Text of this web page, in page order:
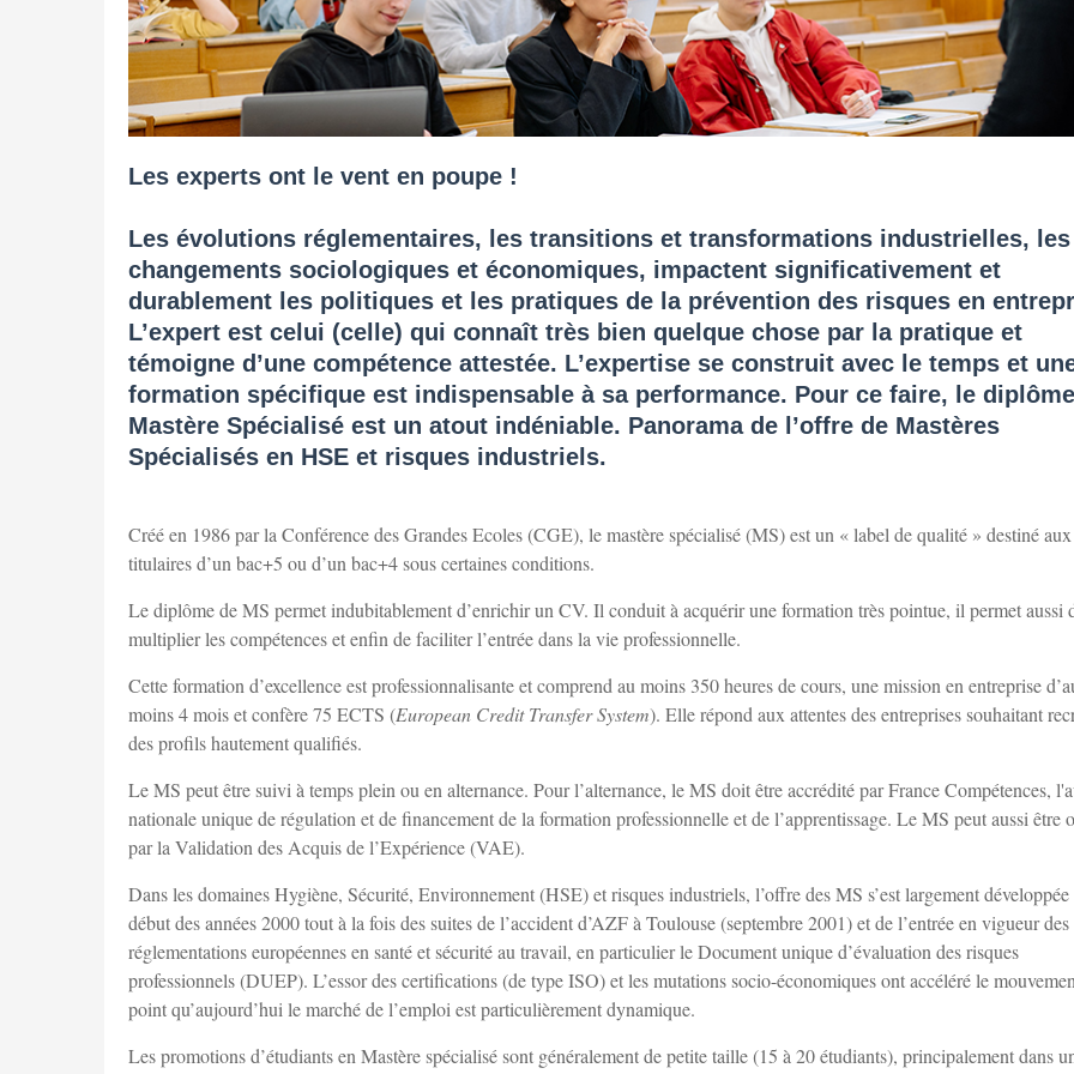
Les experts ont le vent en poupe !
Les évolutions réglementaires, les transitions et transformations industrielles, les
changements sociologiques et économiques, impactent significativement et
durablement les politiques et les pratiques de la prévention des risques en
L’expert est celui (celle) qui connaît très bien quelque chose par la pratique et
témoigne d’une compétence attestée. L’expertise se construit avec le temps et
formation spécifique est indispensable à sa performance. Pour ce faire, le
Mastère Spécialisé est un atout indéniable. Panorama de l’offre de Mastères
Spécialisés en HSE et risques industriels.
Créé en 1986 par la Conférence des Grandes Ecoles (CGE), le mastère spécialisé (MS) est un « label de qualité » destiné aux
titulaires d’un bac+5 ou d’un bac+4 sous certaines conditions.
Le diplôme de MS permet indubitablement d’enrichir un CV. Il conduit à acquérir une formation très pointue, il permet aussi
multiplier les compétences et enfin de faciliter l’entrée dans la vie professionnelle.
Cette formation d’excellence est professionnalisante et comprend au moins 350 heures de cours, une mission en entreprise
moins 4 mois et confère 75 ECTS (European Credit Transfer System). Elle répond aux attentes des entreprises souhaitant
des profils hautement qualifiés.
Le MS peut être suivi à temps plein ou en alternance. Pour l’alternance, le MS doit être accrédité par France Compétences,
nationale unique de régulation et de financement de la formation professionnelle et de l’apprentissage. Le MS peut aussi être
par la Validation des Acquis de l’Expérience (VAE).
Dans les domaines Hygiène, Sécurité, Environnement (HSE) et risques industriels, l’offre des MS s’est largement développée
début des années 2000 tout à la fois des suites de l’accident d’AZF à Toulouse (septembre 2001) et de l’entrée en vigueur des
réglementations européennes en santé et sécurité au travail, en particulier le Document unique d’évaluation des risques
professionnels (DUEP). L’essor des certifications (de type ISO) et les mutations socio-économiques ont accéléré le
point qu’aujourd’hui le marché de l’emploi est particulièrement dynamique.
Les promotions d’étudiants en Mastère spécialisé sont généralement de petite taille (15 à 20 étudiants), principalement dans